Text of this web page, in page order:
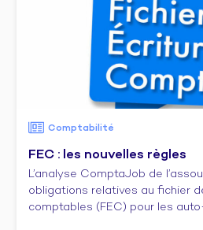
Comptabilité
FEC : les nouvelles règles
L’analyse ComptaJob de
obligations relatives au fichier
comptables (FEC) pour les